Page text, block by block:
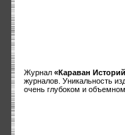
Журнал «Караван
журналов. Уникальность
очень глубоком и